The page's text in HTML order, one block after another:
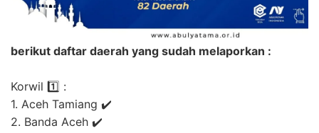
berikut daftar daerah yang sudah melaporkan :
Korwil 1️⃣ :
1. Aceh Tamiang ✔️
2. Banda Aceh ✔️